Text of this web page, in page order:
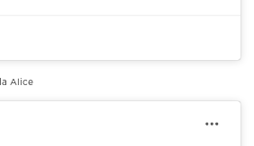
Alice